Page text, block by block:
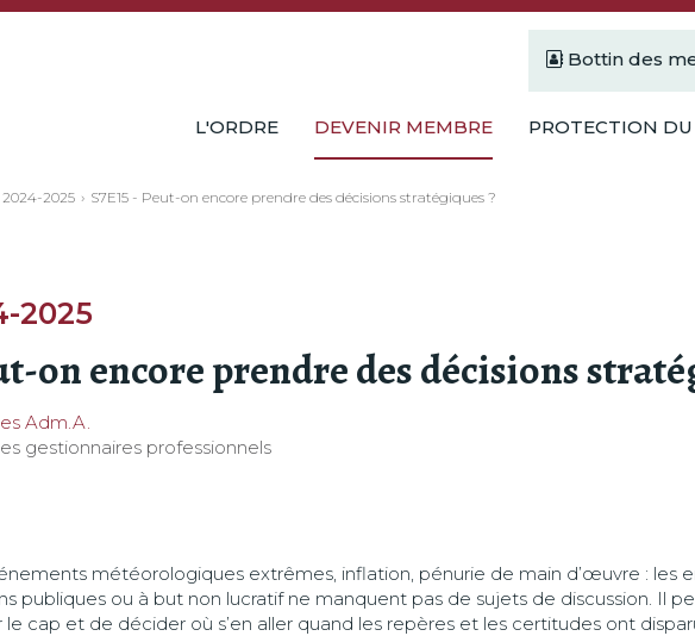
Bottin des
L'ORDRE DEVENIR MEMBRE PROTECTION
2024-2025 S7E15 - Peut-on encore prendre des décisions stratégiques ?
2025
on encore prendre des décisions
Adm.A.
gestionnaires professionnels
météorologiques extrêmes, inflation, pénurie de main d’œuvre : les
publiques ou à but non lucratif ne manquent pas de sujets de discussion. Il
cap et de décider où s’en aller quand les repères et les certitudes ont